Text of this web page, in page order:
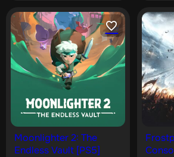
Moonlighter 2: The
Endless Vault [PS5]